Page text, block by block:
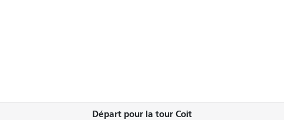
Départ pour la tour Coit